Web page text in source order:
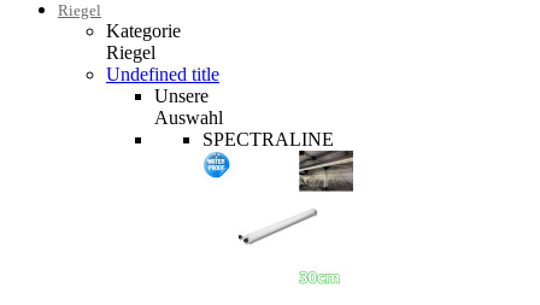
Riegel
Kategorie
Riegel
Undefined title
Unsere
Auswahl
SPECTRALINE